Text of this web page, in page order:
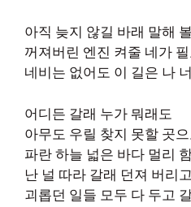
아직 늦지 않길 바래 말해
꺼져버린 엔진 켜줄 네가 필
네비는 없어도 이 길은 나
어디든 갈래 누가 뭐래도
아무도 우릴 찾지 못할 곳으
파란 하늘 넓은 바다 멀리
난 널 따라 갈래 던져 버리고
괴롭던 일들 모두 다 두고